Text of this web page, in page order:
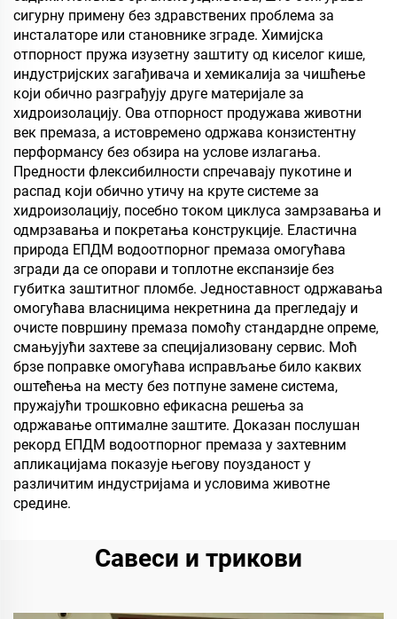
сигурну примену без здравствених проблема за
инсталаторе или становнике зграде. Химијска
отпорност пружа изузетну заштиту од киселог кише,
индустријских загађивача и хемикалија за чишћење
који обично разграђују друге материјале за
хидроизолацију. Ова отпорност продужава животни
век премаза, а истовремено одржава конзистентну
перформансу без обзира на услове излагања.
Предности флексибилности спречавају пукотине и
распад који обично утичу на круте системе за
хидроизолацију, посебно током циклуса замрзавања и
одмрзавања и покретања конструкције. Еластична
природа ЕПДМ водоотпорног премаза омогућава
згради да се опорави и топлотне експанзије без
губитка заштитног пломбе. Једноставност одржавања
омогућава власницима некретнина да прегледају и
очисте површину премаза помоћу стандардне опреме,
смањујући захтеве за специјализовану сервис. Моћ
брзе поправке омогућава исправљање било каквих
оштећења на месту без потпуне замене система,
пружајући трошковно ефикасна решења за
одржавање оптималне заштите. Доказан послушан
рекорд ЕПДМ водоотпорног премаза у захтевним
апликацијама показује његову поузданост у
различитим индустријама и условима животне
средине.
Савеси и трикови